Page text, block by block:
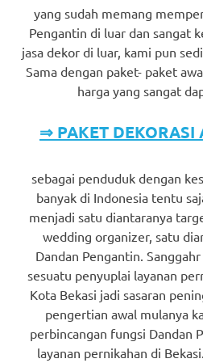
yang sudah memang
Pengantin di luar dan sangat
jasa dekor di luar, kami pun
Sama dengan paket- paket
harga yang sangat
⇒ PAKET DEKORASI
sebagai penduduk dengan
banyak di Indonesia tentu
menjadi satu diantaranya
wedding organizer, satu
Dandan Pengantin.
sesuatu penyuplai layanan
Kota Bekasi jadi sasaran
pengertian awal mulanya
perbincangan fungsi Dandan
layanan pernikahan di